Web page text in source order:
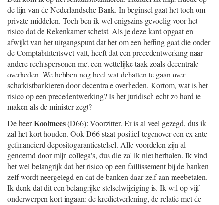
de lijn van de Nederlandsche Bank. In beginsel gaat het toch om
private middelen. Toch ben ik wel enigszins gevoelig voor het
risico dat de Rekenkamer schetst. Als je deze kant opgaat en
afwijkt van het uitgangspunt dat het om een heffing gaat die onder
de Comptabiliteitswet valt, heeft dat een precedentwerking naar
andere rechtspersonen met een wettelijke taak zoals decentrale
overheden. We hebben nog heel wat debatten te gaan over
schatkistbankieren door decentrale overheden. Kortom, wat is het
risico op een precedentwerking? Is het juridisch echt zo hard te
maken als de minister zegt?
De heerKoolmees(D66): Voorzitter. Er is al veel gezegd, dus ik
zal het kort houden. Ook D66 staat positief tegenover een ex ante
gefinancierd depositogarantiestelsel. Alle voordelen zijn al
genoemd door mijn collega's, dus die zal ik niet herhalen. Ik vind
het wel belangrijk dat het risico op een faillissement bij de banken
zelf wordt neergelegd en dat de banken daar zelf aan meebetalen.
Ik denk dat dit een belangrijke stelselwijziging is. Ik wil op vijf
onderwerpen kort ingaan: de kredietverlening, de relatie met de